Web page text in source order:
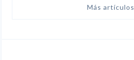
Más artículos